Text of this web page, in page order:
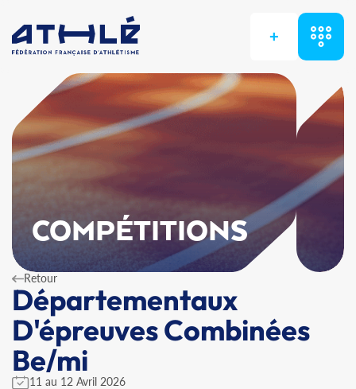
+
COMPÉTITIONS
Retour
Départementaux
D'épreuves Combinées
Be/mi
11 au 12 Avril 2026